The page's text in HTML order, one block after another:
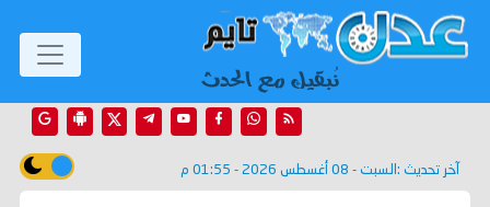
آخر تحديث : السبت - 08 أغسطس 2026 - 01:55 م